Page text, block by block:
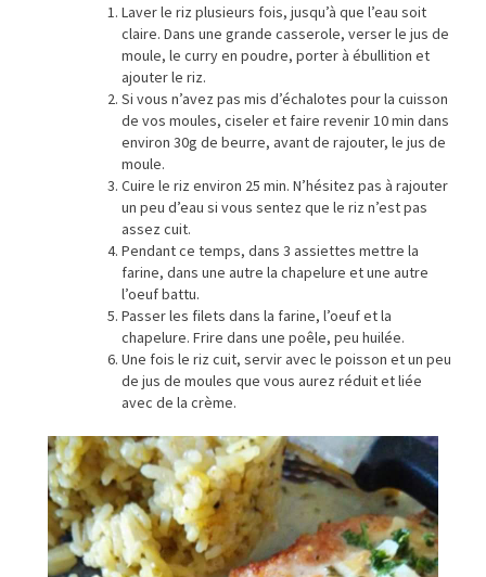
Laver le riz plusieurs fois, jusqu’à que l’eau soit
claire. Dans une grande casserole, verser le jus de
moule, le curry en poudre, porter à ébullition et
ajouter le riz.
Si vous n’avez pas mis d’échalotes pour la cuisson
de vos moules, ciseler et faire revenir 10 min dans
environ 30g de beurre, avant de rajouter, le jus de
moule.
Cuire le riz environ 25 min. N’hésitez pas à rajouter
un peu d’eau si vous sentez que le riz n’est pas
assez cuit.
Pendant ce temps, dans 3 assiettes mettre la
farine, dans une autre la chapelure et une autre
l’oeuf battu.
Passer les filets dans la farine, l’oeuf et la
chapelure. Frire dans une poêle, peu huilée.
Une fois le riz cuit, servir avec le poisson et un peu
de jus de moules que vous aurez réduit et liée
avec de la crème.